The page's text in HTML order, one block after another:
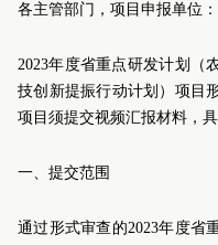
各主管部门，项目申报单位：
2023年度省重点研发计划（
技创新提振行动计划）项目
项目须提交视频汇报材料，
一、提交范围
通过形式审查的2023年度省